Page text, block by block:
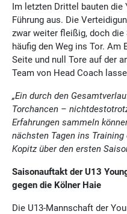
Im letzten Drittel bauten
Führung aus. Die
zwar weiter fleißig, doch die
häufig den Weg ins Tor. Am
Seite und null Tore auf der
Team von Head Coach
„Ein durch den
Torchancen –
Erfahrungen sammeln
nächsten Tagen ins
Kopitz über den ersten
Saisonauftakt der U13
gegen die Kölner Haie
Die U13-Mannschaft der